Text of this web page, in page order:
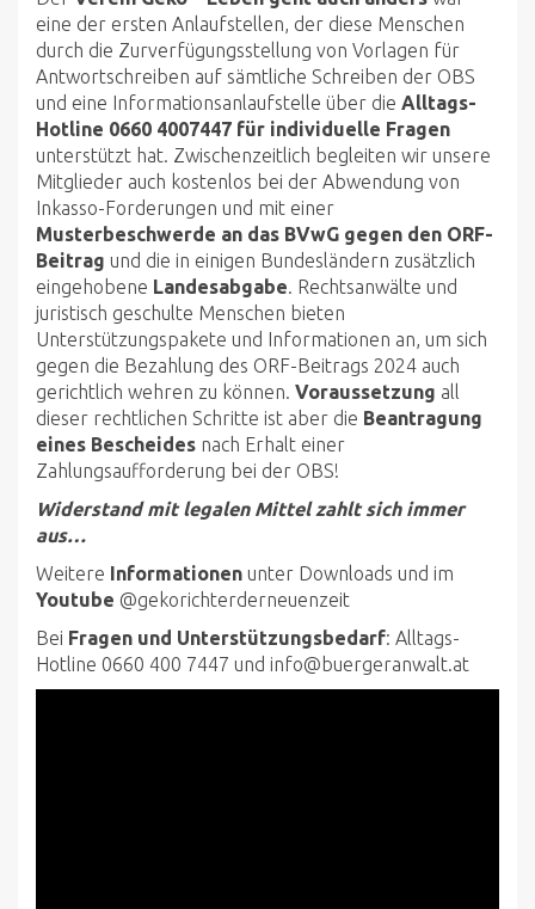
eine der ersten Anlaufstellen, der diese Menschen
durch die Zurverfügungsstellung von Vorlagen für
Antwortschreiben auf sämtliche Schreiben der OBS
und eine Informationsanlaufstelle über die Alltags-
Hotline 0660 4007447 für individuelle Fragen
unterstützt hat. Zwischenzeitlich begleiten wir unsere
Mitglieder auch kostenlos bei der Abwendung von
Inkasso-Forderungen und mit einer
Musterbeschwerde an das BVwG gegen den ORF-
Beitrag und die in einigen Bundesländern zusätzlich
eingehobene Landesabgabe. Rechtsanwälte und
juristisch geschulte Menschen bieten
Unterstützungspakete und Informationen an, um sich
gegen die Bezahlung des ORF-Beitrags 2024 auch
gerichtlich wehren zu können. Voraussetzung all
dieser rechtlichen Schritte ist aber die Beantragung
eines Bescheides nach Erhalt einer
Zahlungsaufforderung bei der OBS!
Widerstand mit legalen Mittel zahlt sich immer
aus…
Weitere Informationen unter Downloads und im
Youtube @gekorichterderneuenzeit
Bei Fragen und Unterstützungsbedarf: Alltags-
Hotline 0660 400 7447 und info@buergeranwalt.at